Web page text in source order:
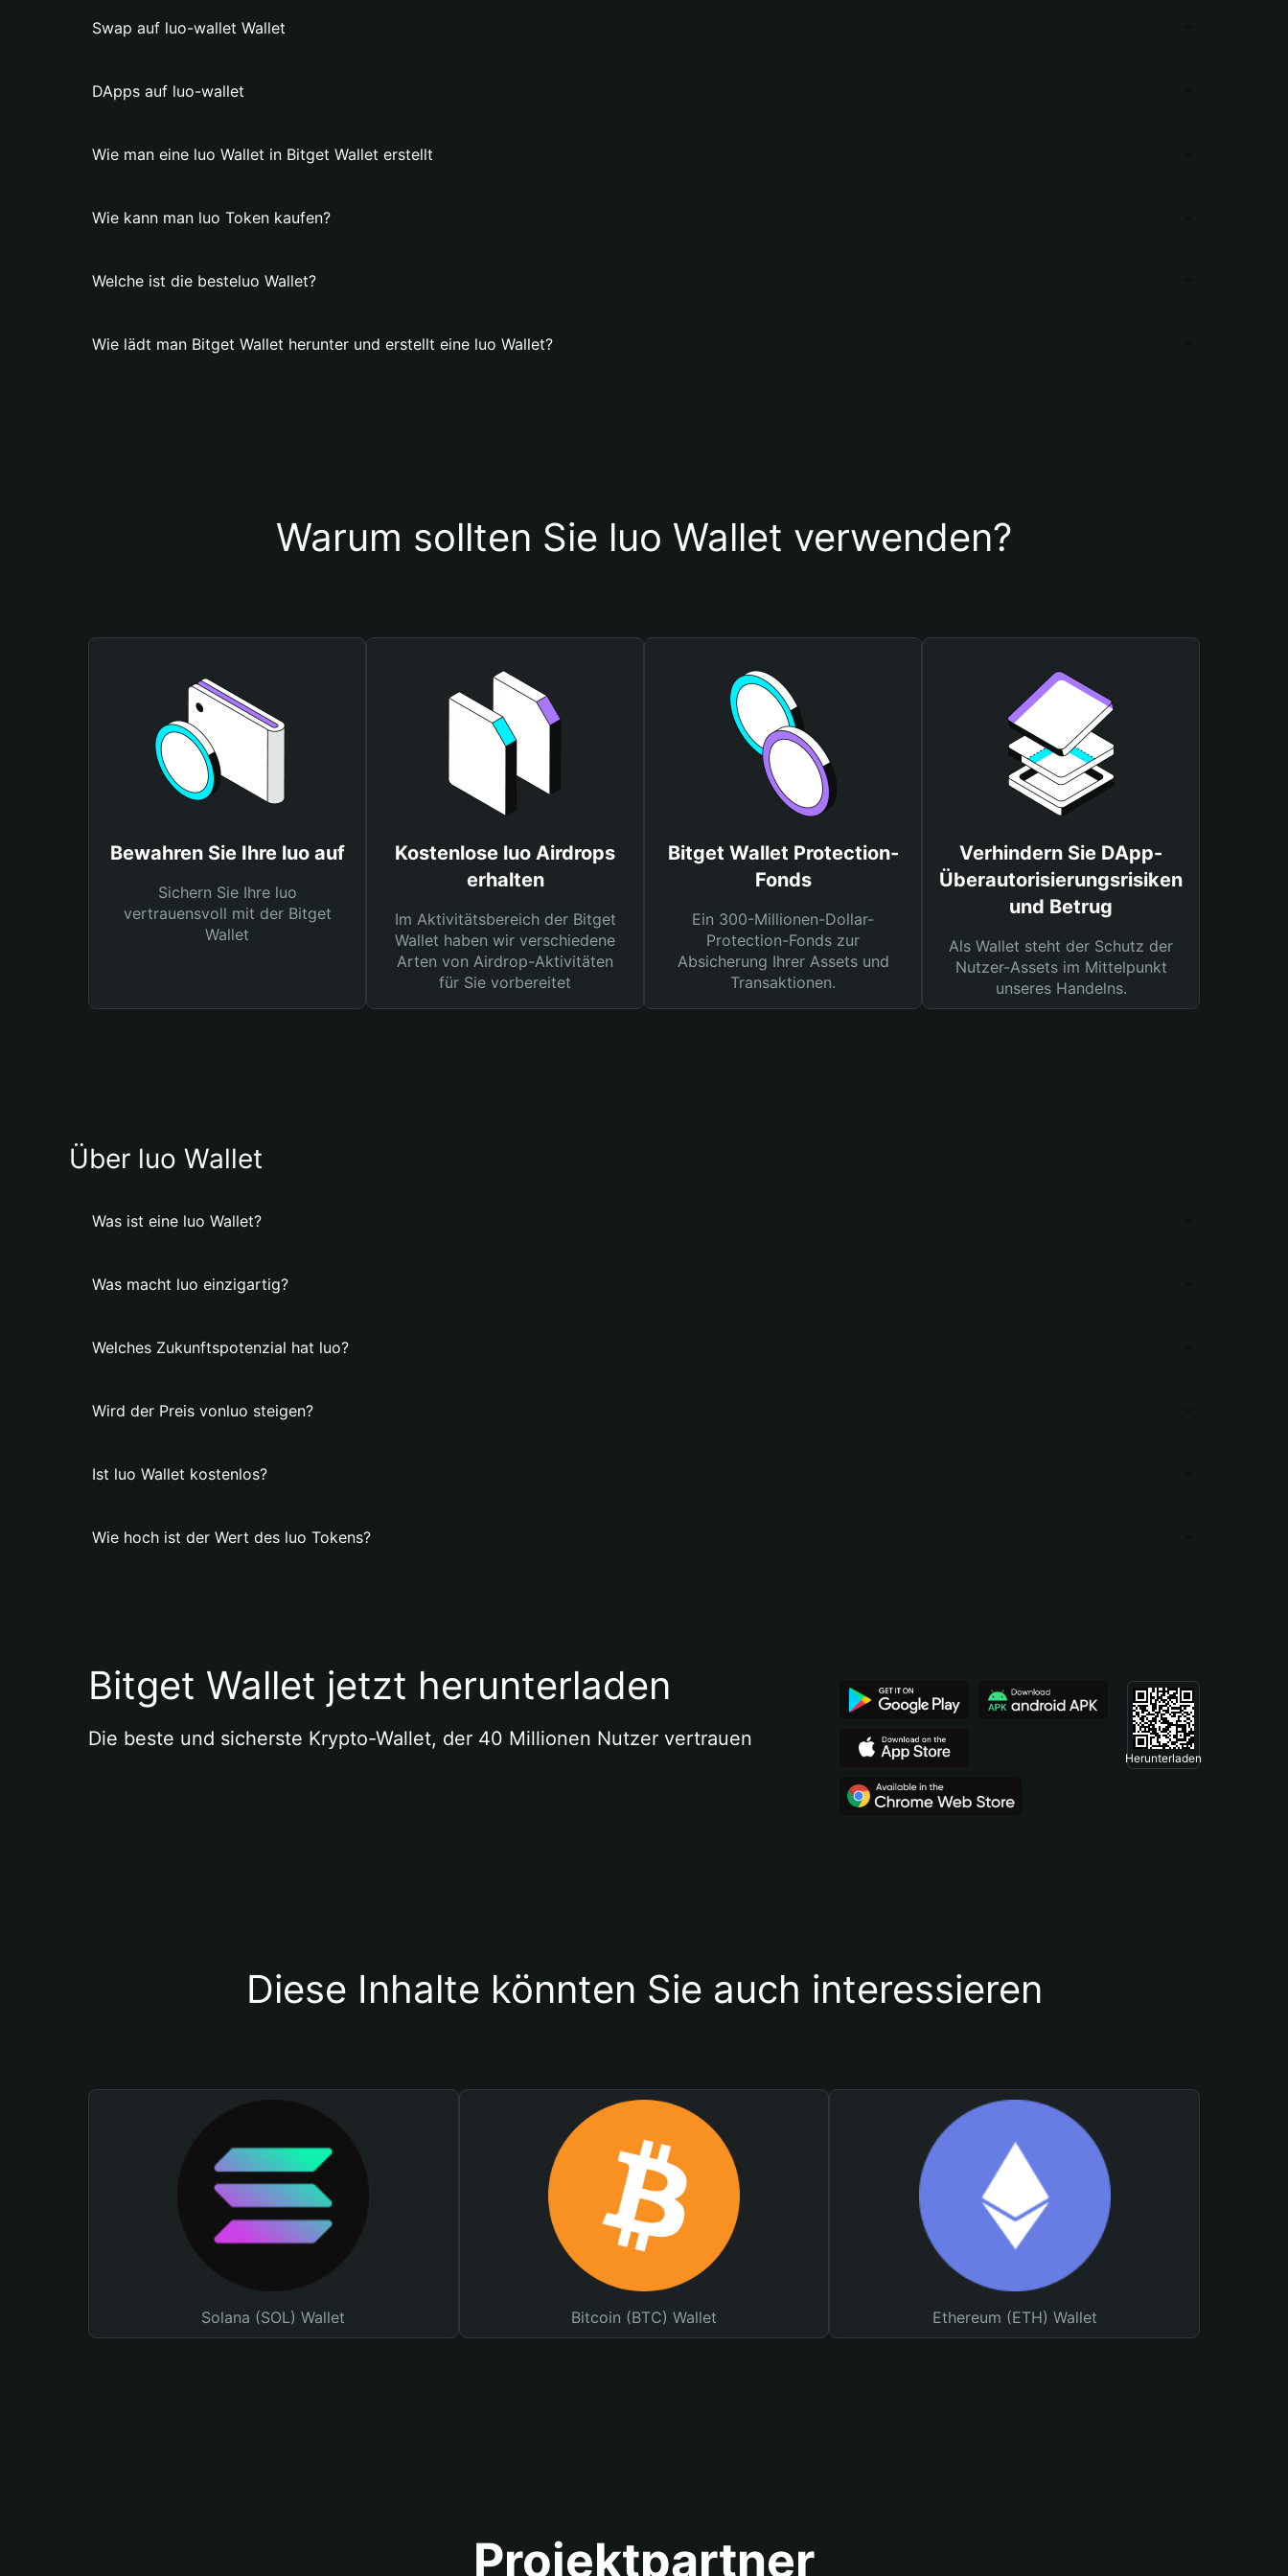
Swap auf luo-wallet Wallet
DApps auf luo-wallet
Wie man eine luo Wallet in Bitget Wallet erstellt
Wie kann man luo Token kaufen?
Welche ist die besteluo Wallet?
Wie lädt man Bitget Wallet herunter und erstellt eine luo Wallet?
Warum sollten Sie luo Wallet verwenden?
Bewahren Sie Ihre luo auf
Sichern Sie Ihre luo
vertrauensvoll mit der Bitget
Wallet
Kostenlose luo Airdrops
erhalten
Im Aktivitätsbereich der Bitget
Wallet haben wir verschiedene
Arten von Airdrop-Aktivitäten
für Sie vorbereitet
Bitget Wallet Protection-
Fonds
Ein 300-Millionen-Dollar-
Protection-Fonds zur
Absicherung Ihrer Assets und
Transaktionen.
Verhindern Sie DApp-
Überautorisierungsrisiken
und Betrug
Als Wallet steht der Schutz der
Nutzer-Assets im Mittelpunkt
unseres Handelns.
Über luo Wallet
Was ist eine luo Wallet?
Was macht luo einzigartig?
Welches Zukunftspotenzial hat luo?
Wird der Preis vonluo steigen?
Ist luo Wallet kostenlos?
Wie hoch ist der Wert des luo Tokens?
Bitget Wallet jetzt herunterladen
Die beste und sicherste Krypto-Wallet, der 40 Millionen Nutzer vertrauen
Herunterladen
Diese Inhalte könnten Sie auch interessieren
Solana (SOL) Wallet Bitcoin (BTC) Wallet Ethereum (ETH) Wallet
Projektpartner